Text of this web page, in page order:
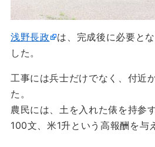
浅野長政
は、完成後に必要と
した。
工事には兵士だけでなく、付近
た。
農民には、土を入れた俵を持参
100文、米1升という高報酬を与